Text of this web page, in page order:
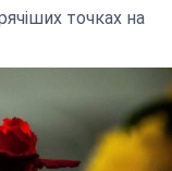
точках на